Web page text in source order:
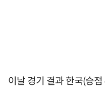
이날 경기 결과 한국(승